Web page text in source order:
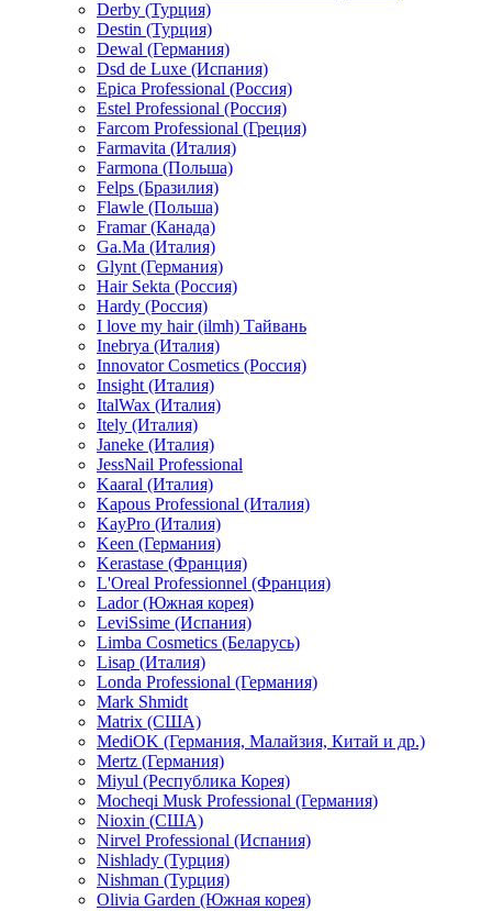
Derby (Турция)
Destin (Турция)
Dewal (Германия)
Dsd de Luxe (Испания)
Epica Professional (Россия)
Estel Professional (Россия)
Farcom Professional (Греция)
Farmavita (Италия)
Farmona (Польша)
Felps (Бразилия)
Flawle (Польша)
Framar (Канада)
Ga.Ma (Италия)
Glynt (Германия)
Hair Sekta (Россия)
Hardy (Россия)
I love my hair (ilmh) Тайвань
Inebrya (Италия)
Innovator Cosmetics (Россия)
Insight (Италия)
ItalWax (Италия)
Itely (Италия)
Janeke (Италия)
JessNail Professional
Kaaral (Италия)
Kapous Professional (Италия)
KayPro (Италия)
Keen (Германия)
Kerastase (Франция)
L'Oreal Professionnel (Франция)
Lador (Южная корея)
LeviSsime (Испания)
Limba Cosmetics (Беларусь)
Lisap (Италия)
Londa Professional (Германия)
Mark Shmidt
Matrix (США)
MediOK (Германия, Малайзия, Китай и др.)
Mertz (Германия)
Miyul (Республика Корея)
Mocheqi Musk Professional (Германия)
Nioxin (США)
Nirvel Professional (Испания)
Nishlady (Турция)
Nishman (Турция)
Olivia Garden (Южная корея)